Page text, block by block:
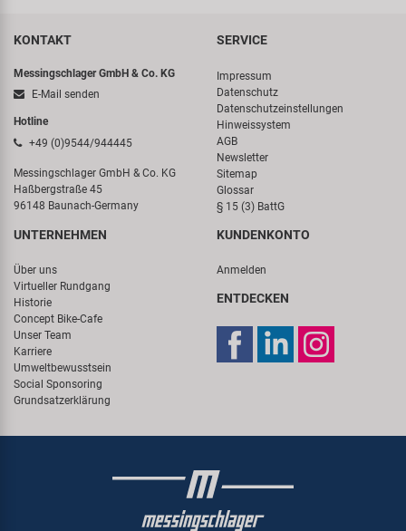
KONTAKT
Messingschlager GmbH & Co. KG
E-Mail senden
Hotline
+49 (0)9544/944445
Messingschlager GmbH & Co. KG
Haßbergstraße 45
96148 Baunach-Germany
SERVICE
Impressum
Datenschutz
Datenschutzeinstellungen
Hinweissystem
AGB
Newsletter
Sitemap
Glossar
§ 15 (3) BattG
UNTERNEHMEN
Über uns
Virtueller Rundgang
Historie
Concept Bike-Cafe
Unser Team
Karriere
Umweltbewusstsein
Social Sponsoring
Grundsatzerklärung
KUNDENKONTO
Anmelden
ENTDECKEN